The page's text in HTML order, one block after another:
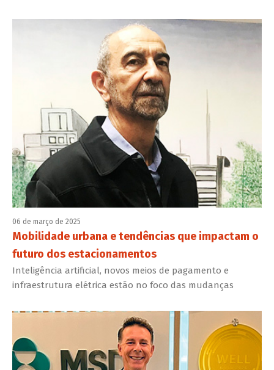
06 de março de 2025
Mobilidade urbana e tendências que impactam o
futuro dos estacionamentos
Inteligência artificial, novos meios de pagamento e
infraestrutura elétrica estão no foco das mudanças